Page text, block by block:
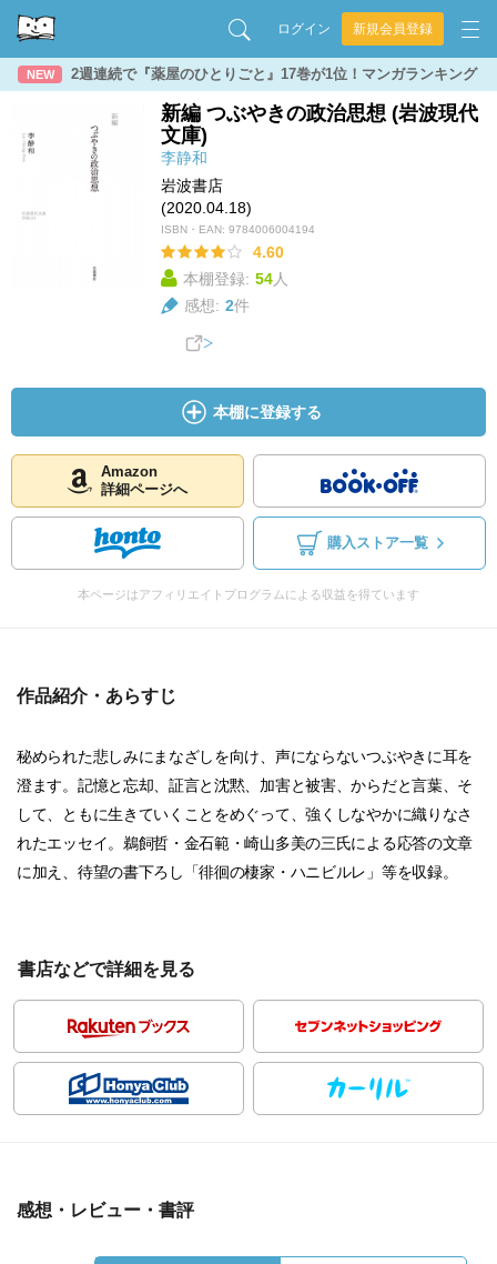
ログイン 新規会員登録
NEW 2週連続で『薬屋のひとりごと』17巻が1位！マンガランキング
新編 つぶやきの政治思想 (岩波現代
文庫)
李静和
岩波書店
(2020.04.18)
ISBN・EAN: 9784006004194
4.60
本棚登録: 54人
感想: 2件
本棚に登録する
Amazon
詳細ページへ
購入ストア一覧
本ページはアフィリエイトプログラムによる収益を得ています
作品紹介・あらすじ
秘められた悲しみにまなざしを向け、声にならないつぶやきに耳を
澄ます。記憶と忘却、証言と沈黙、加害と被害、からだと言葉、そ
して、ともに生きていくことをめぐって、強くしなやかに織りなさ
れたエッセイ。鵜飼哲・金石範・崎山多美の三氏による応答の文章
に加え、待望の書下ろし「徘徊の棲家・ハニビルレ」等を収録。
書店などで詳細を見る
感想・レビュー・書評